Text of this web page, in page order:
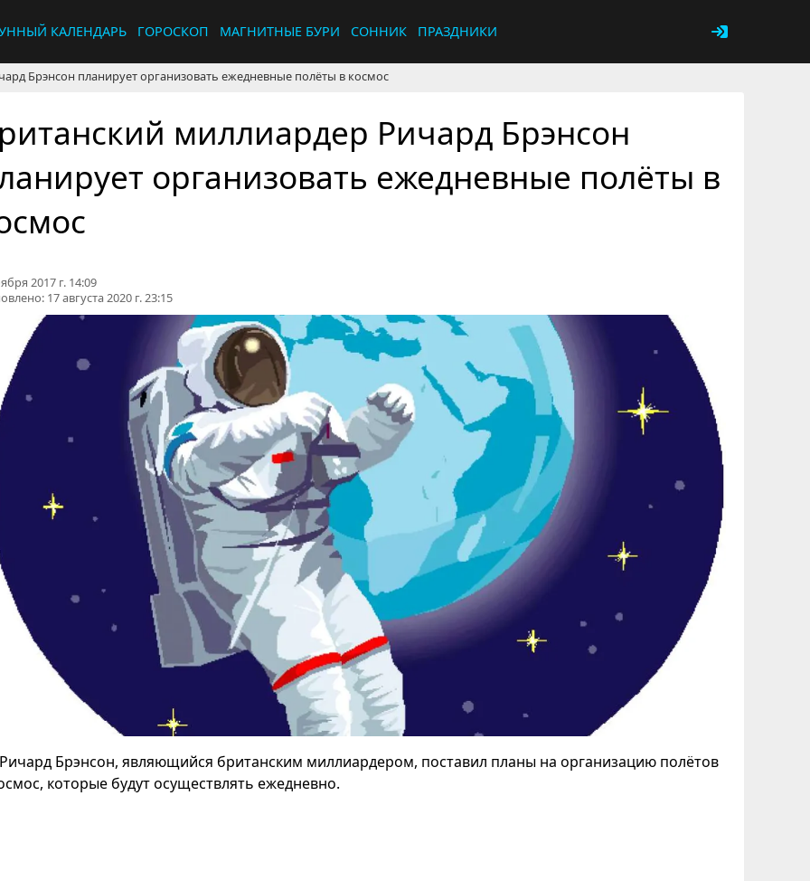
КАЛЕНДАРЬ ГОРОСКОП МАГНИТНЫЕ БУРИ СОННИК ПРАЗДНИКИ
Брэнсон планирует организовать ежедневные полёты в космос
миллиардер Ричард Брэнсон
организовать ежедневные полёты в
2017 г. 14:09
17 августа 2020 г. 23:15
Ричард Брэнсон, являющийся британским миллиардером, поставил планы на организацию полётов
которые будут осуществлять ежедневно.